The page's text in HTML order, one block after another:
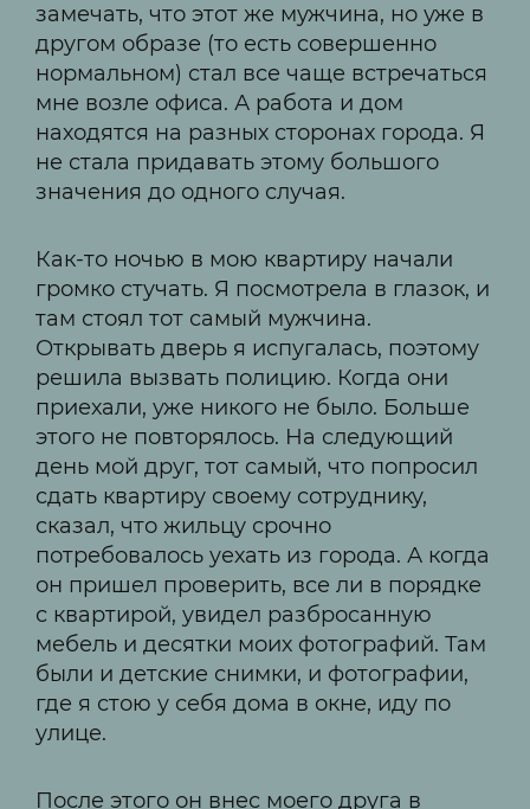
замечать, что этот же мужчина, но уже в
другом образе (то есть совершенно
нормальном) стал все чаще встречаться
мне возле офиса. А работа и дом
находятся на разных сторонах города. Я
не стала придавать этому большого
значения до одного случая.
Как-то ночью в мою квартиру начали
громко стучать. Я посмотрела в глазок, и
там стоял тот самый мужчина.
Открывать дверь я испугалась, поэтому
решила вызвать полицию. Когда они
приехали, уже никого не было. Больше
этого не повторялось. На следующий
день мой друг, тот самый, что попросил
сдать квартиру своему сотруднику,
сказал, что жильцу срочно
потребовалось уехать из города. А когда
он пришел проверить, все ли в порядке
с квартирой, увидел разбросанную
мебель и десятки моих фотографий. Там
были и детские снимки, и фотографии,
где я стою у себя дома в окне, иду по
улице.
После этого он внес моего друга в